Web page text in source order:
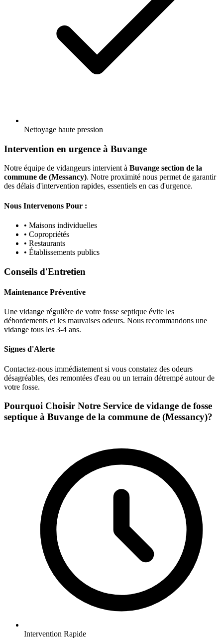
Nettoyage haute pression
Intervention en urgence à Buvange
Notre équipe de vidangeurs intervient à Buvange section de la
commune de (Messancy). Notre proximité nous permet de garantir
des délais d'intervention rapides, essentiels en cas d'urgence.
Nous Intervenons Pour :
• Maisons individuelles
• Copropriétés
• Restaurants
• Établissements publics
Conseils d'Entretien
Maintenance Préventive
Une vidange régulière de votre fosse septique évite les
débordements et les mauvaises odeurs. Nous recommandons une
vidange tous les 3-4 ans.
Signes d'Alerte
Contactez-nous immédiatement si vous constatez des odeurs
désagréables, des remontées d'eau ou un terrain détrempé autour de
votre fosse.
Pourquoi Choisir Notre Service de vidange de fosse
septique à Buvange de la commune de (Messancy)?
Intervention Rapide